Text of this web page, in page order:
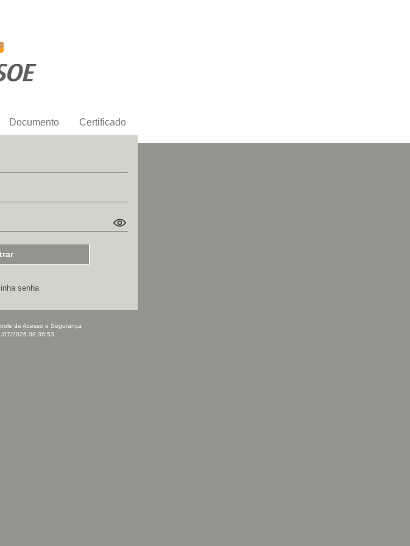
Documento Certificado
senha
de Acesso e Segurança
07/2026 08:36:53